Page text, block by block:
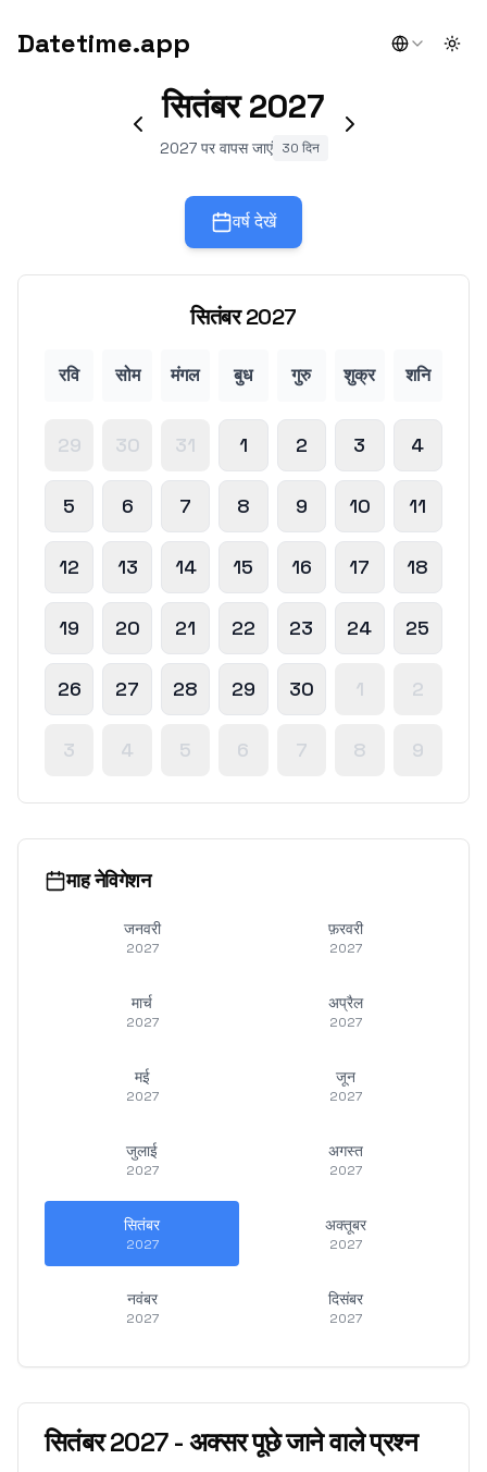
Datetime.app
सितंबर 2027
2027 पर वापस जाएं 30 दिन
वर्ष देखें
सितंबर 2027
रवि सोम मंगल बुध गुरु शुक्र शनि
29 30 31 1 2 3 4
5 6 7 8 9 10 11
12 13 14 15 16 17 18
19 20 21 22 23 24 25
26 27 28 29 30 1 2
3 4 5 6 7 8 9
माह नेविगेशन
जनवरी
2027
फ़रवरी
2027
मार्च
2027
अप्रैल
2027
मई
2027
जून
2027
जुलाई
2027
अगस्त
2027
सितंबर
2027
अक्तूबर
2027
नवंबर
2027
दिसंबर
2027
सितंबर 2027-अक्सर पूछे जाने वाले प्रश्न